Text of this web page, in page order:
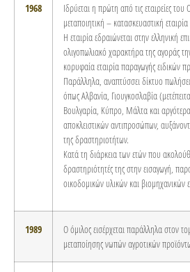
1968
Ιδρύεται η πρώτη από τις εταιρείες
μεταποιητική – κατασκευαστική
Η εταιρία εδραιώνεται στην ελληνική
ολιγοπωλιακό χαρακτήρα της αγοράς
κορυφαία εταιρία παραγωγής ειδικών
Παράλληλα, αναπτύσσει δίκτυο
όπως Αλβανία, Γιουγκοσλαβία
Βουλγαρία, Κύπρο, Μάλτα και
αποκλειστικών αντιπροσώπων,
της δραστηριοτήτων.
Κατά τη διάρκεια των ετών που
δραστηριότητές της στην εισαγωγή,
οικοδομικών υλικών και βιομηχανικών
1989
Ο όμιλος εισέρχεται παράλληλα στον
μεταποίησης νωπών αγροτικών